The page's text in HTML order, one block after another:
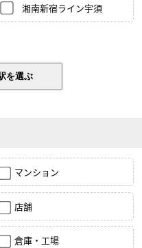
湘南新宿ライン宇須
マンション
店舗
倉庫・工場